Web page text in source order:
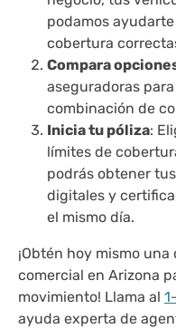
podamos
cobertura
Compara
aseguradoras
combinación de
Inicia tu póliza:
límites de
podrás obtener
digitales y
el mismo día.
¡Obtén hoy mismo
comercial en Arizona
movimiento! Llama al
ayuda experta de